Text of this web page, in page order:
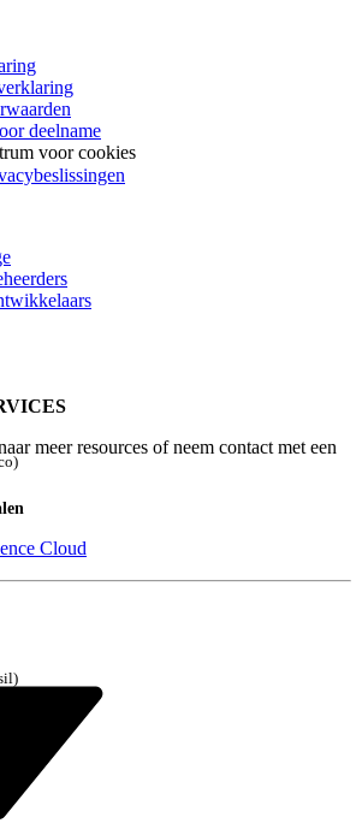
Alles wissen Gereed
Geen resultaten
deelname
voor cookies
meer resources of neem contact met een
Cloud